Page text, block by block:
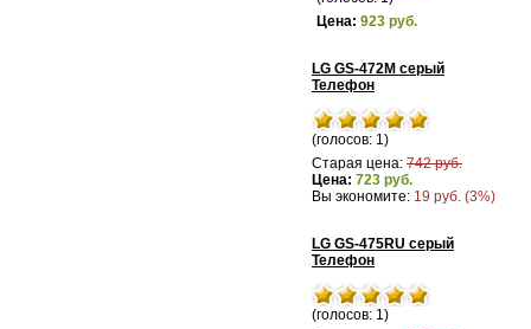
Цена: 923 руб.
LG GS-472M серый
Телефон
(голосов: 1)
Старая цена: 742 руб.
Цена: 723 руб.
Вы экономите: 19 руб. (3%)
LG GS-475RU серый
Телефон
(голосов: 1)